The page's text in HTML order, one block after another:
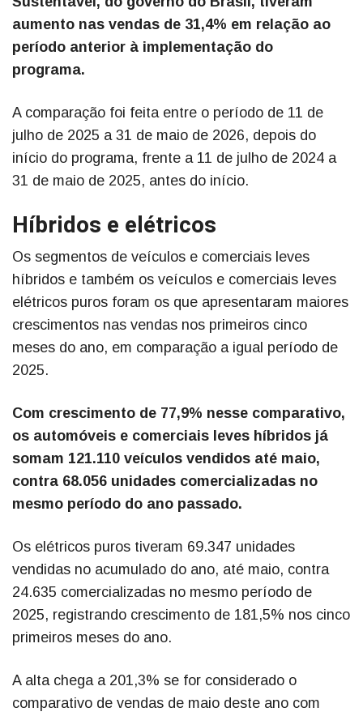
aumento nas vendas de 31,4% em relação ao
período anterior à implementação do
programa.
A comparação foi feita entre o período de 11 de
julho de 2025 a 31 de maio de 2026, depois do
início do programa, frente a 11 de julho de 2024 a
31 de maio de 2025, antes do início.
Híbridos e elétricos
Os segmentos de veículos e comerciais leves
híbridos e também os veículos e comerciais leves
elétricos puros foram os que apresentaram maiores
crescimentos nas vendas nos primeiros cinco
meses do ano, em comparação a igual período de
2025.
Com crescimento de 77,9% nesse comparativo,
os automóveis e comerciais leves híbridos já
somam 121.110 veículos vendidos até maio,
contra 68.056 unidades comercializadas no
mesmo período do ano passado.
Os elétricos puros tiveram 69.347 unidades
vendidas no acumulado do ano, até maio, contra
24.635 comercializadas no mesmo período de
2025, registrando crescimento de 181,5% nos cinco
primeiros meses do ano.
A alta chega a 201,3% se for considerado o
comparativo de vendas de maio deste ano com